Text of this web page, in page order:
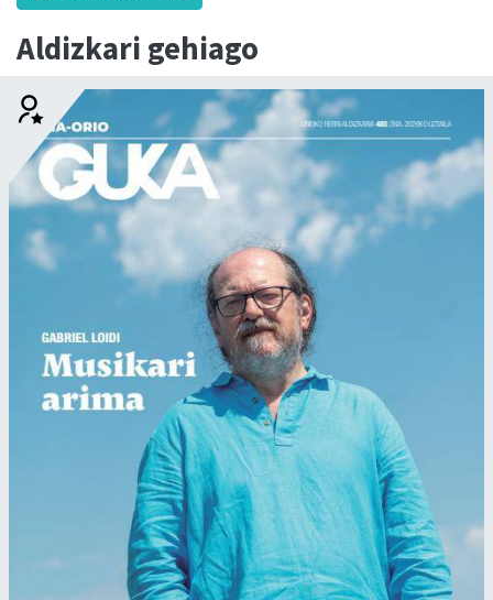
Aldizkari gehiago